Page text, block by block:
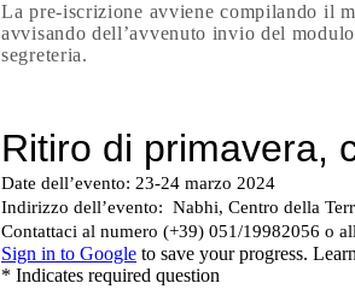
La pre-iscrizione avviene compilando il
avvisando dell’avvenuto invio del
segreteria.